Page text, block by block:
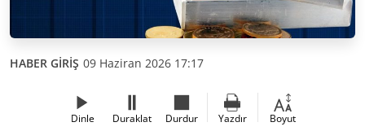
HABER GİRİŞ 09 Haziran 2026 17:17
Dinle Duraklat Durdur Yazdır Boyut